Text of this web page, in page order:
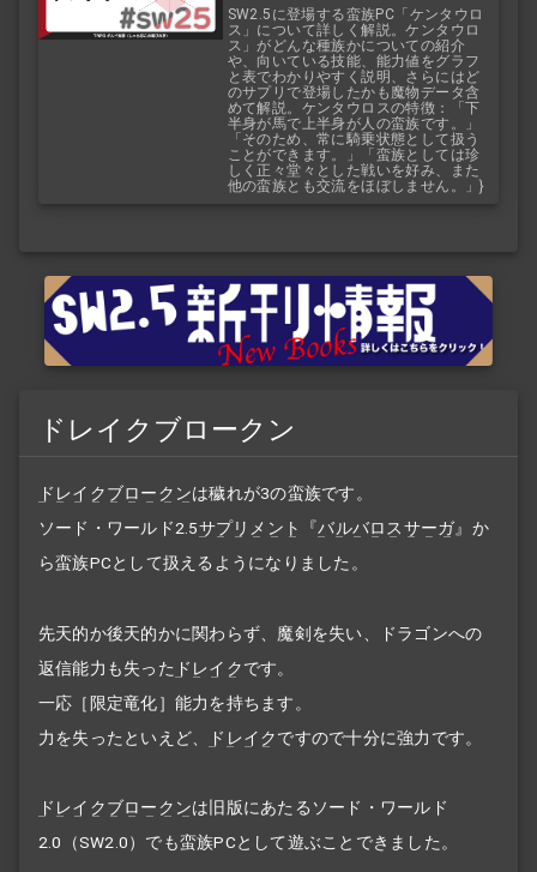
能などを紹介！ 『バルバロスレイ
ジ』『バルバロスサーガ』
SW2.5に登場する蛮族PC「ケンタウロ
ス」について詳しく解説。ケンタウロ
ス」がどんな種族かについての紹介
や、向いている技能、能力値をグラフ
と表でわかりやすく説明、さらにはど
のサプリで登場したかも魔物データ含
めて解説。ケンタウロスの特徴：「下
半身が馬で上半身が人の蛮族です。」
「そのため、常に騎乗状態として扱う
ことができます。」「蛮族としては珍
しく正々堂々とした戦いを好み、また
他の蛮族とも交流をほぼしません。」}
ドレイクブロークン
ドレイクブロークンは穢れが3の蛮族です。
ソード・ワールド2.5サプリメント 『バルバロスサーガ』か
ら蛮族PCとして扱えるようになりました。
先天的か後天的かに関わらず、魔剣を失い、ドラゴンへの
返信能力も失った ドレイクです。
一応［限定竜化］能力を持ちます。
力を失ったといえど、
ドレイクですので十分に強力です。
ドレイクブロークンは旧版にあたるソード・ワールド
2.0（SW2.0）でも蛮族PCとして遊ぶことできました。